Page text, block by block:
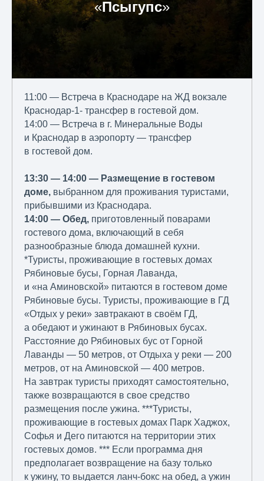
«Псыгупс»
11:00 — Встреча в Краснодаре на ЖД вокзале
Краснодар-1- трансфер в гостевой дом.
14:00 — Встреча в г. Минеральные Воды
и Краснодар в аэропорту — трансфер
в гостевой дом.
13:30 — 14:00 — Размещение в гостевом
доме, выбранном для проживания туристами,
прибывшими из Краснодара.
14:00 — Обед, приготовленный поварами
гостевого дома, включающий в себя
разнообразные блюда домашней кухни.
*Туристы, проживающие в гостевых домах
Рябиновые бусы, Горная Лаванда,
и «на Аминовской» питаются в гостевом доме
Рябиновые бусы. Туристы, проживающие в ГД
«Отдых у реки» завтракают в своём ГД,
а обедают и ужинают в Рябиновых бусах.
Расстояние до Рябиновых бус от Горной
Лаванды — 50 метров, от Отдыха у реки — 200
метров, от на Аминовской — 400 метров.
На завтрак туристы приходят самостоятельно,
также возвращаются в свое средство
размещения после ужина. ***Туристы,
проживающие в гостевых домах Парк Хаджох,
Софья и Дего питаются на территории этих
гостевых домов. *** Если программа дня
предполагает возвращение на базу только
к ужину, то выдается ланч-бокс на обед, а ужин